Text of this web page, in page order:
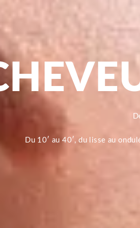
Du 10′ au 40′, du lisse au